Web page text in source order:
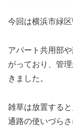
今回は横浜市緑
アパート共用部
がっており、管
きました。
雑草は放置する
通路の使いづらさ